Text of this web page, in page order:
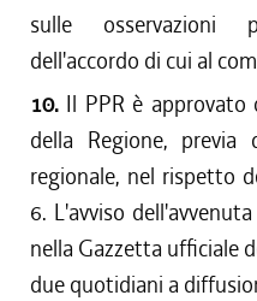
sulle osservazioni
dell'accordo di cui al
10. Il PPR è approvato
della Regione, previa
regionale, nel rispetto
6. L'avviso
nella Gazzetta ufficiale
due quotidiani a